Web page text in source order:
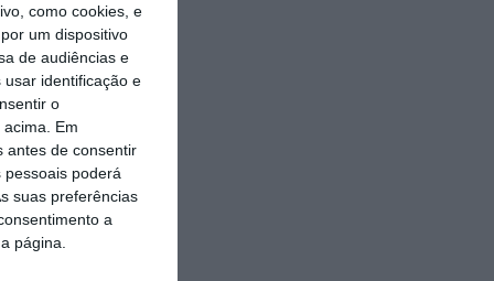
como cookies, e
um dispositivo
de audiências e
identificação e
o
Em
antes de consentir
poderá
suas preferências
a
página.
hoje já
Merkel, e
momento
e o próprio
suscitam,